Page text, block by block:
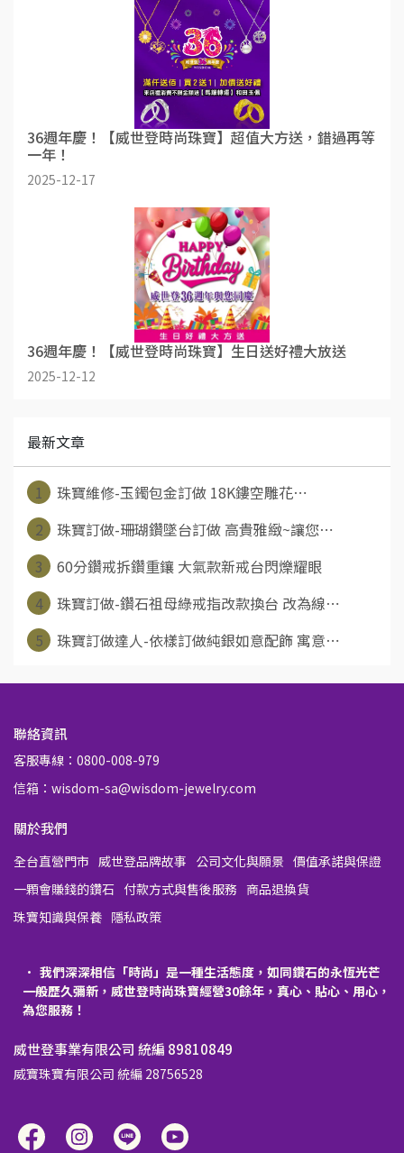
36週年慶！【威世登時尚珠寶】超值大方送，錯過再等
一年！
2025-12-17
36週年慶！【威世登時尚珠寶】生日送好禮大放送
2025-12-12
最新文章
1
珠寶維修-玉鐲包金訂做 18K鏤空雕花⋯
2
珠寶訂做-珊瑚鑽墜台訂做 高貴雅緻~讓您⋯
3
60分鑽戒拆鑽重鑲 大氣款新戒台閃爍耀眼
4
珠寶訂做-鑽石祖母綠戒指改款換台 改為線⋯
5
珠寶訂做達人-依樣訂做純銀如意配飾 寓意⋯
聯絡資訊
客服專線：0800-008-979
信箱：wisdom-sa@wisdom-jewelry.com
關於我們
全台直營門市 威世登品牌故事 公司文化與願景 價值承諾與保證
一顆會賺錢的鑽石 付款方式與售後服務 商品退換貨
珠寶知識與保養 隱私政策
我們深深相信「時尚」是一種生活態度，如同鑽石的永恆光芒
一般歷久彌新，威世登時尚珠寶經營30餘年，真心、貼心、用心，
為您服務！
威世登事業有限公司 統編 89810849
威寶珠寶有限公司 統編 28756528